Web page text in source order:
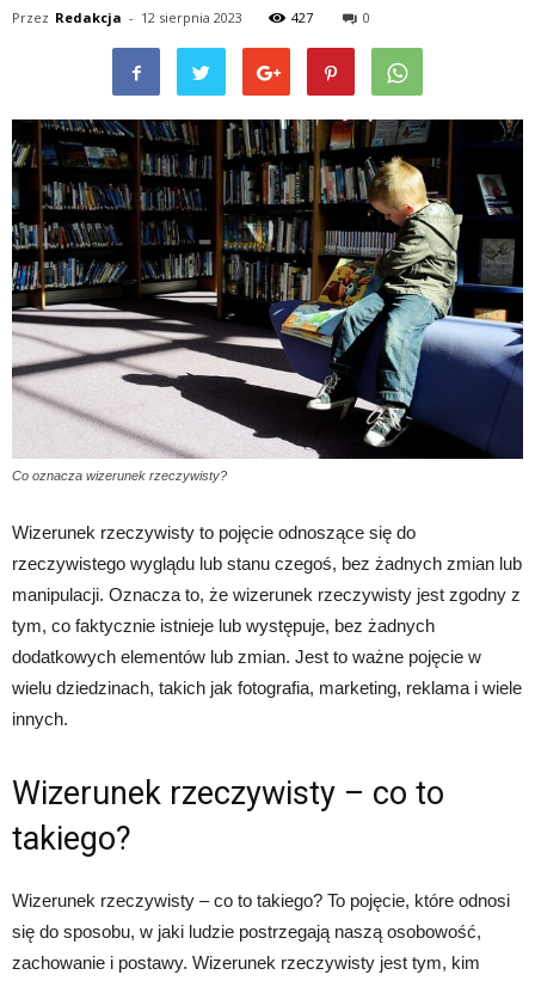
Przez Redakcja - 12 sierpnia 2023 427 0
Co oznacza wizerunek rzeczywisty?
Wizerunek rzeczywisty to pojęcie odnoszące się do
rzeczywistego wyglądu lub stanu czegoś, bez żadnych zmian lub
manipulacji. Oznacza to, że wizerunek rzeczywisty jest zgodny z
tym, co faktycznie istnieje lub występuje, bez żadnych
dodatkowych elementów lub zmian. Jest to ważne pojęcie w
wielu dziedzinach, takich jak fotografia, marketing, reklama i wiele
innych.
Wizerunek rzeczywisty – co to
takiego?
Wizerunek rzeczywisty – co to takiego? To pojęcie, które odnosi
się do sposobu, w jaki ludzie postrzegają naszą osobowość,
zachowanie i postawy. Wizerunek rzeczywisty jest tym, kim